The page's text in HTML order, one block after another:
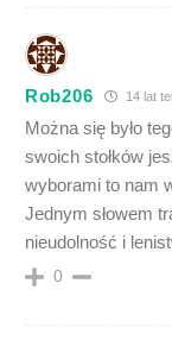
Rob206 14 lat
Można się było
swoich stołków
wyborami to nam
Jednym słowem
nieudolność i
0